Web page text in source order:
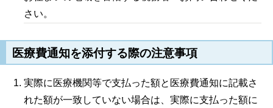
さい。
医療費通知を添付する際の注意事項
実際に医療機関等で支払った額と医療費通知に記載さ
れた額が一致していない場合は、実際に支払った額に